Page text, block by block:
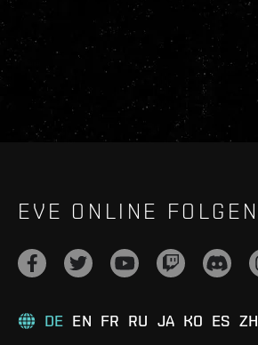
EVE ONLINE FOLGEN
DE EN FR RU JA KO ES ZH